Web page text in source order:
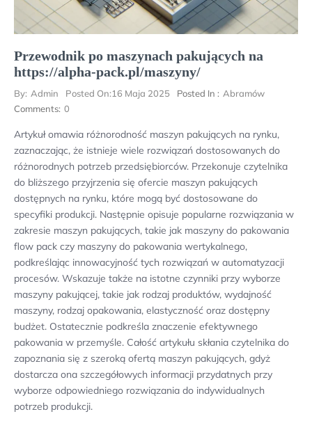
Przewodnik po maszynach pakujących na
https://alpha-pack.pl/maszyny/
By: Admin Posted On:16 Maja 2025 Posted In : Abramów
Comments: 0
Artykuł omawia różnorodność maszyn pakujących na rynku,
zaznaczając, że istnieje wiele rozwiązań dostosowanych do
różnorodnych potrzeb przedsiębiorców. Przekonuje czytelnika
do bliższego przyjrzenia się ofercie maszyn pakujących
dostępnych na rynku, które mogą być dostosowane do
specyfiki produkcji. Następnie opisuje popularne rozwiązania w
zakresie maszyn pakujących, takie jak maszyny do pakowania
flow pack czy maszyny do pakowania wertykalnego,
podkreślając innowacyjność tych rozwiązań w automatyzacji
procesów. Wskazuje także na istotne czynniki przy wyborze
maszyny pakującej, takie jak rodzaj produktów, wydajność
maszyny, rodzaj opakowania, elastyczność oraz dostępny
budżet. Ostatecznie podkreśla znaczenie efektywnego
pakowania w przemyśle. Całość artykułu skłania czytelnika do
zapoznania się z szeroką ofertą maszyn pakujących, gdyż
dostarcza ona szczegółowych informacji przydatnych przy
wyborze odpowiedniego rozwiązania do indywidualnych
potrzeb produkcji.